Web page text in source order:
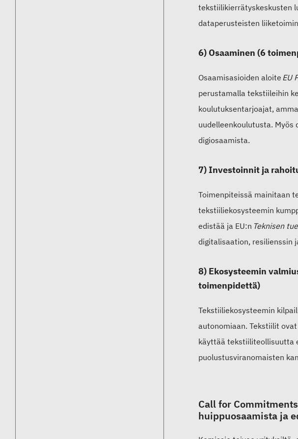
tekstiilikierrätyskeskusten
dataperusteisten
6) Osaaminen (6
Osaamisasioiden aloite EU
perustamalla tekstiileihin
koulutuksentarjoajat,
uudelleenkoulutusta.
digiosaamista.
7) Investoinnit ja
Toimenpiteissä mainitaan
tekstiiliekosysteemin
edistää ja EU:n Teknisen
digitalisaation, resilienssin
8) Ekosysteemin
toimenpidettä)
Tekstiiliekosysteemin
autonomiaan. Tekstiilit
käyttää tekstiiliteollisuutta
puolustusviranomaisten
Call for
huippuosaamista ja